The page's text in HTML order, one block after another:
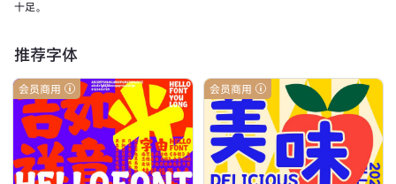
十足。
推荐字体
会员商用 会员商用